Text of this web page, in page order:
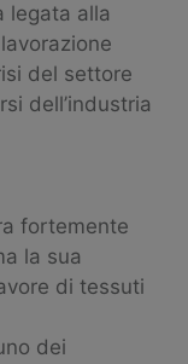
legata alla
del settore
dell’industria
fortemente
la sua
di tessuti
dei